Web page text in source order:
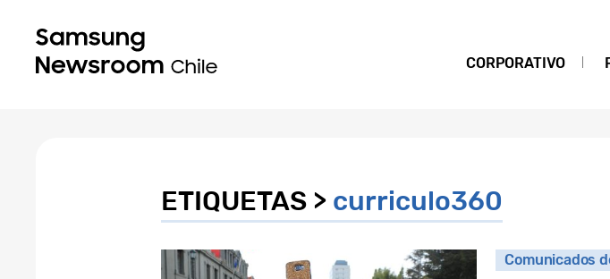
CORPORATIVO
ETIQUETAS > curriculo360
Comunicados